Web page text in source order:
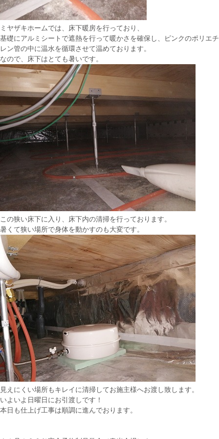
ミヤザキホームでは、床下暖房を行っており、
基礎にアルミシートで遮熱を行って暖かさを確保し、ピンクのポリエチ
レン管の中に温水を循環させて温めております。
なので、床下はとても暑いです。
この狭い床下に入り、床下内の清掃を行っております。
暑くて狭い場所で身体を動かすのも大変です。
見えにくい場所もキレイに清掃してお施主様へお渡し致します。
いよいよ日曜日にお引渡しです！
本日も仕上げ工事は順調に進んでおります。